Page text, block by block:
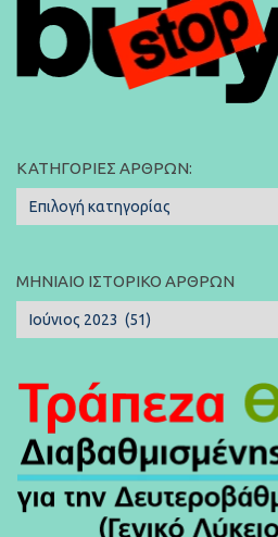
ΚΑΤΗΓΟΡΊΕΣ ΆΡΘΡΩΝ:
Κατηγορίες
Άρθρων:
ΜΗΝΙΑΊΟ ΙΣΤΟΡΙΚΌ ΆΡΘΡΩΝ
Μηνιαίο
Ιστορικό